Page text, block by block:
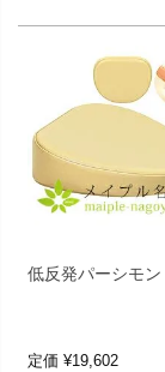
低反発パーシモン
定価 ¥19,602